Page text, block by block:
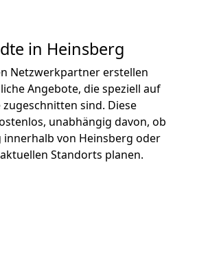
in Heinsberg
Netzwerkpartner erstellen
Angebote, die speziell auf
sind. Diese
unabhängig davon, ob
innerhalb von Heinsberg oder
Standorts planen.